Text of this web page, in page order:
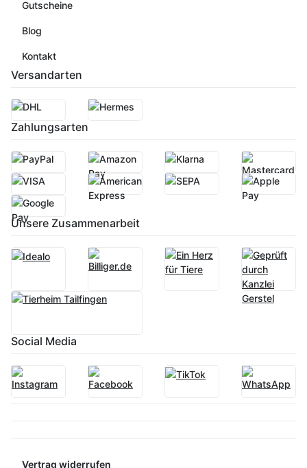
Gutscheine
Blog
Kontakt
Versandarten
Zahlungsarten
Unsere Zusammenarbeit
Social Media
Vertrag widerrufen